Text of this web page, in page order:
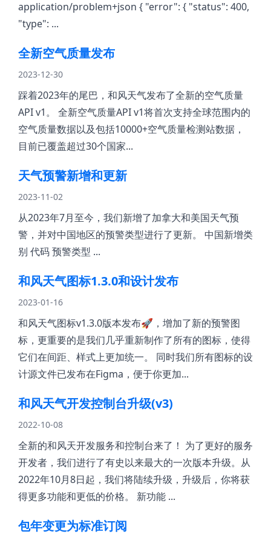
application/problem+json { "error": { "status": 400,
"type": ...
全新空气质量发布
2023-12-30
踩着2023年的尾巴，和风天气发布了全新的空气质量
API v1。 全新空气质量API v1将首次支持全球范围内的
空气质量数据以及包括10000+空气质量检测站数据，
目前已覆盖超过30个国家...
天气预警新增和更新
2023-11-02
从2023年7月至今，我们新增了加拿大和美国天气预
警，并对中国地区的预警类型进行了更新。 中国新增类
别 代码 预警类型 ...
和风天气图标1.3.0和设计发布
2023-01-16
和风天气图标v1.3.0版本发布🚀，增加了新的预警图
标，更重要的是我们几乎重新制作了所有的图标，使得
它们在间距、样式上更加统一。 同时我们所有图标的设
计源文件已发布在Figma，便于你更加...
和风天气开发控制台升级(v3)
2022-10-08
全新的和风天开发服务和控制台来了！ 为了更好的服务
开发者，我们进行了有史以来最大的一次版本升级。从
2022年10月8日起，我们将陆续升级，升级后，你将获
得更多功能和更低的价格。 新功能 ...
包年变更为标准订阅